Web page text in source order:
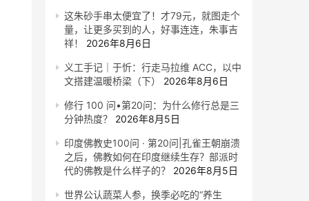
这朱砂手串太便宜了！才79元，就图走个
量，让更多买到的人，好事连连，朱事吉
祥！
2026年8月6日
义工手记｜于忻：行走马拉维 ACC，以中
文搭建温暖桥梁（下）
2026年8月6日
修行 100 问•第20问：为什么修行总是三
分钟热度？
2026年8月5日
印度佛教史100问 · 第20问|孔雀王朝崩溃
之后，佛教如何在印度继续生存？部派时
代的佛教是什么样子的？
2026年8月5日
世界公认蔬菜人参，换季必吃的“养生